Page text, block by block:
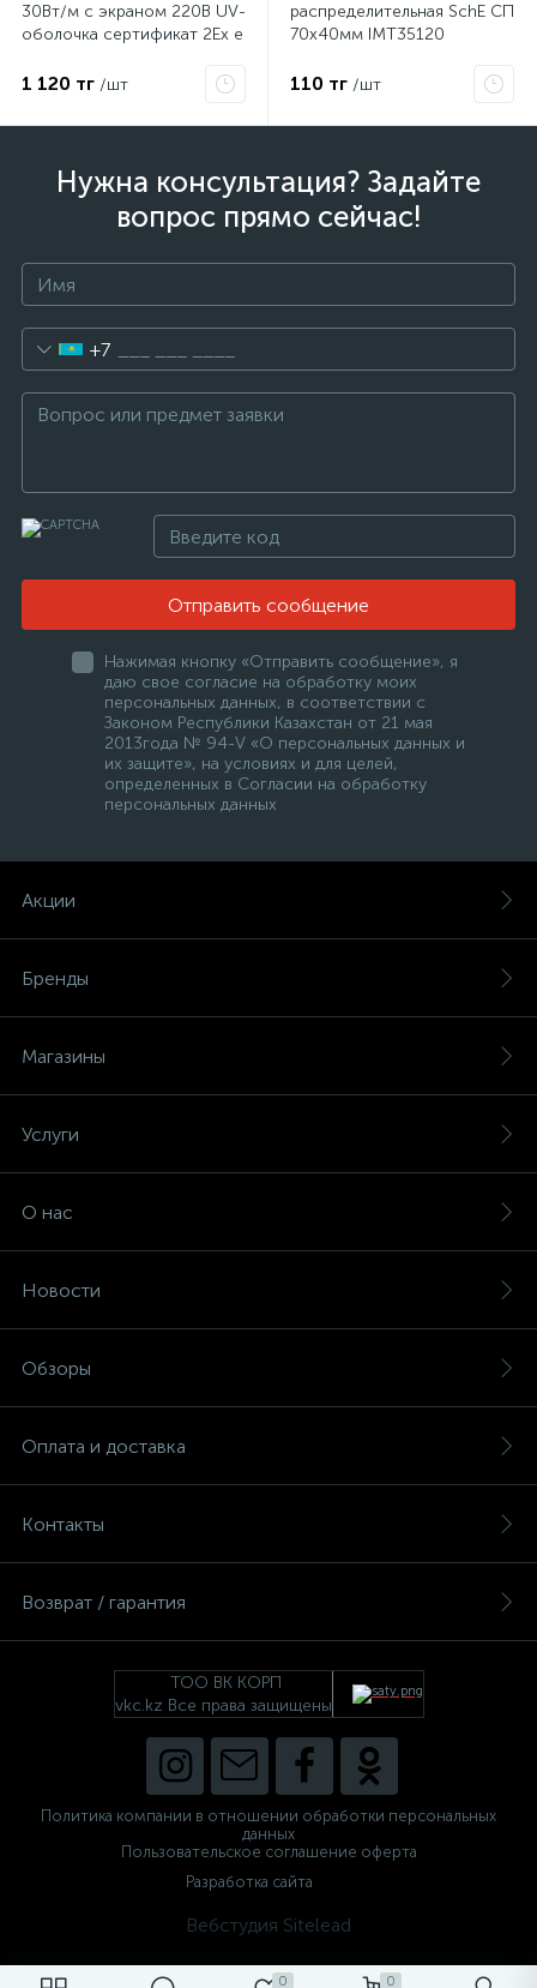
0 0
30Вт/м с экраном 220В UV-
оболочка сертификат 2Ex e
PHC-30
1 120 тг /шт
распределительная SchE СП
70х40мм IMT35120
110 тг /шт
Нужна консультация? Задайте
вопрос прямо сейчас!
+7
Отправить сообщение
Нажимая кнопку «Отправить сообщение», я
даю свое согласие на обработку моих
персональных данных, в соответствии с
Законом Республики Казахстан от 21 мая
2013года № 94-V «О персональных данных и
их защите», на условиях и для целей,
определенных в Согласии на обработку
персональных данных
Акции
Бренды
Магазины
Услуги
О нас
Новости
Обзоры
Оплата и доставка
Контакты
Возврат / гарантия
ТОО ВК КОРП
vkc.kz Все права защищены
Политика компании в отношении обработки персональных
данных
Пользовательское соглашение оферта
Разработка сайта
Вебстудия Sitelead